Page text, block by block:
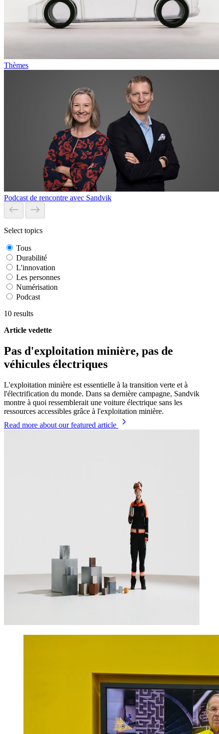
Thèmes
Podcast de rencontre avec Sandvik
Select topics
Tous
Durabilité
L'innovation
Les personnes
Numérisation
Podcast
10 results
Article vedette
Pas d'exploitation minière, pas de
véhicules électriques
L'exploitation minière est essentielle à la transition verte et à
l'électrification du monde. Dans sa dernière campagne, Sandvik
montre à quoi ressemblerait une voiture électrique sans les
ressources accessibles grâce à l'exploitation minière.
Read more about our featured article